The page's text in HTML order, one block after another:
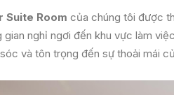
Suite Room của chúng tôi được
gian nghỉ ngơi đến khu vực làm
và tôn trọng đến sự thoải mái